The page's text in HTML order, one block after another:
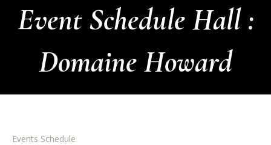
Event Schedule Hall :
Domaine Howard
Events Schedule